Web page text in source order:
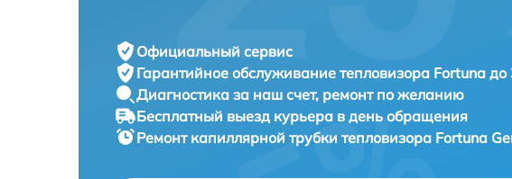
Официальный сервис
Гарантийное обслуживание тепловизора Fortuna до
Диагностика за наш счет, ремонт по желанию
Бесплатный выезд курьера в день обращения
Ремонт капиллярной трубки тепловизора Fortuna